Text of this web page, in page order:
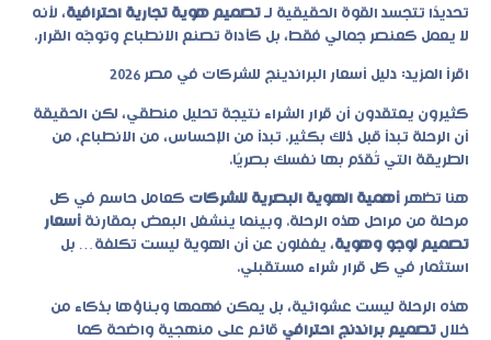
تحديدًا تتجسد القوة الحقيقية لـ تصميم هوية تجارية احترافية، لأنه
لا يعمل كعنصر جمالي فقط، بل كأداة تصنع الانطباع وتوجّه القرار.
اقرأ المزيد: دليل أسعار البراندينج للشركات في مصر 2026
كثيرون يعتقدون أن قرار الشراء نتيجة تحليل منطقي، لكن الحقيقة
أن الرحلة تبدأ قبل ذلك بكثير. تبدأ من الإحساس، من الانطباع، من
الطريقة التي تُقدّم بها نفسك بصريًا.
هنا تظهر أهمية الهوية البصرية للشركات كعامل حاسم في كل
مرحلة من مراحل هذه الرحلة. وبينما ينشغل البعض بمقارنة أسعار
تصميم لوجو وهوية، يغفلون عن أن الهوية ليست تكلفة… بل
استثمار في كل قرار شراء مستقبلي.
هذه الرحلة ليست عشوائية، بل يمكن فهمها وبناؤها بذكاء من
خلال تصميم براندنج احترافي قائم على منهجية واضحة كما